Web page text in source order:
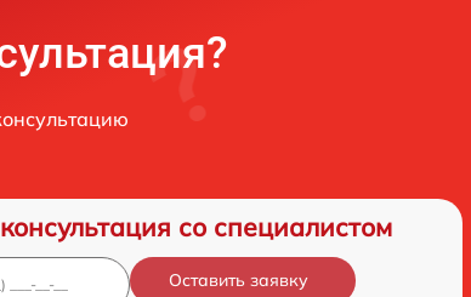
со специалистом
Оставить заявку